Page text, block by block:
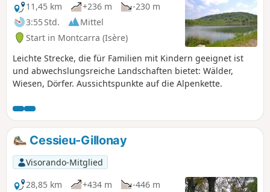
11,45 km
+236 m
-230 m
3:55 Std.
Mittel
Start in Montcarra (Isère)
Leichte Strecke, die für Familien mit Kindern geeignet ist
und abwechslungsreiche Landschaften bietet: Wälder,
Wiesen, Dörfer. Aussichtspunkte auf die Alpenkette.
Cessieu-Gillonay
Visorando-Mitglied
28,85 km
+434 m
-446 m